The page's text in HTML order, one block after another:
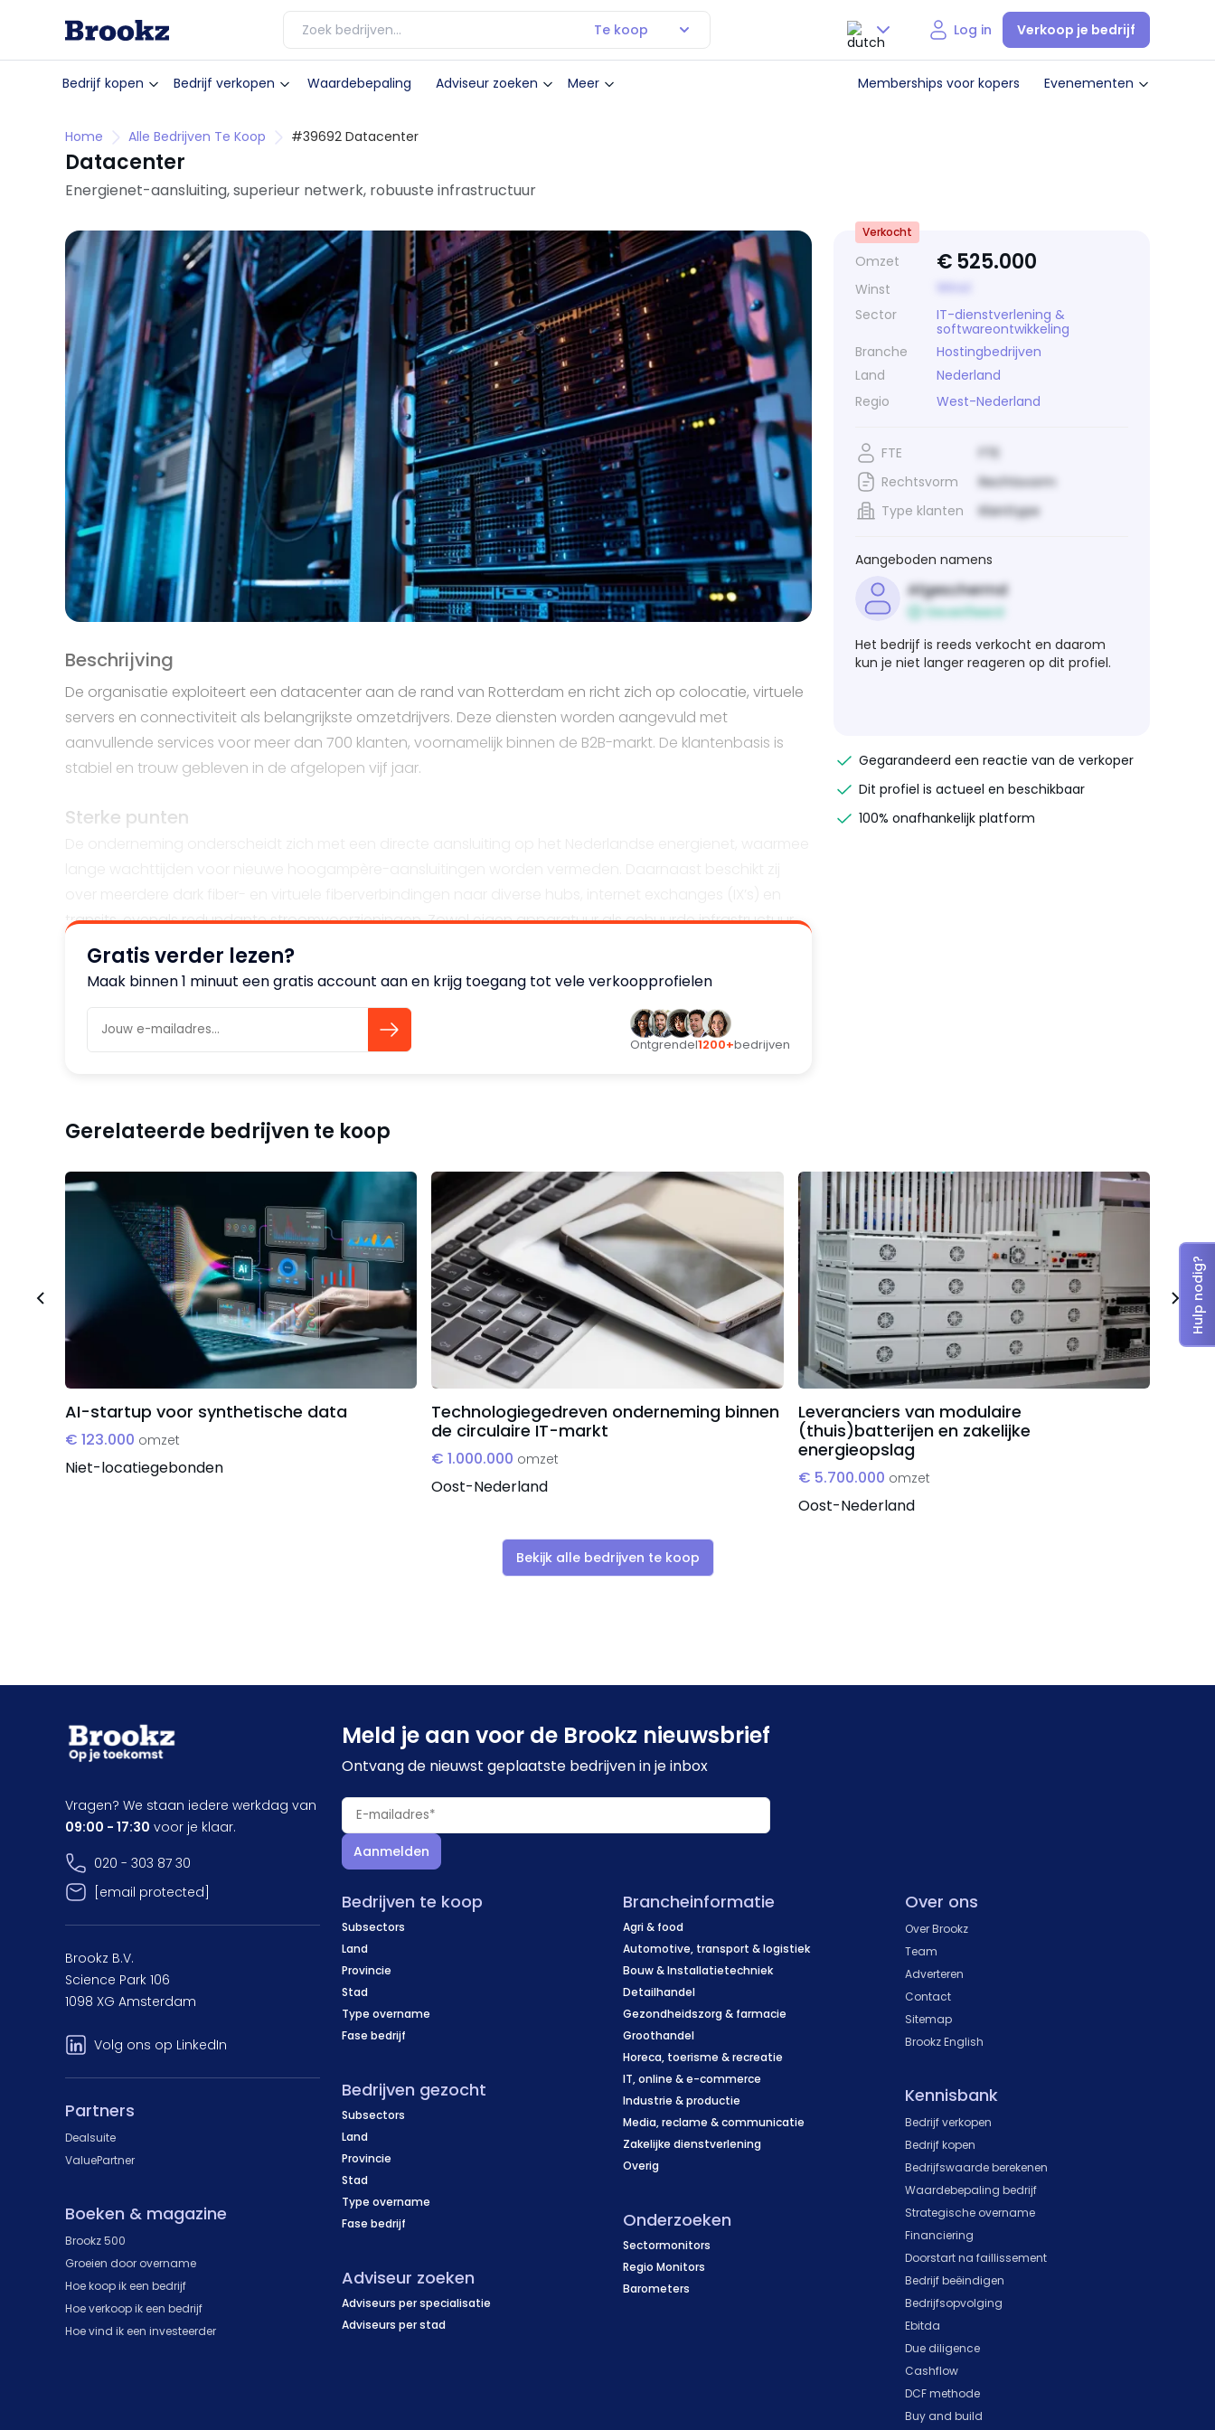
Te koop
Nederlands
Log in Verkoop je bedrijf
Bedrijf kopen Bedrijf verkopen Waardebepaling Adviseur zoeken Meer Memberships voor kopers Evenementen
Home Alle Bedrijven Te Koop #39692 Datacenter
Datacenter
Energienet-aansluiting, superieur netwerk, robuuste infrastructuur
Beschrijving
De organisatie exploiteert een datacenter aan de rand van Rotterdam en richt zich op colocatie, virtuele
servers en connectiviteit als belangrijkste omzetdrijvers. Deze diensten worden aangevuld met
aanvullende services voor meer dan 700 klanten, voornamelijk binnen de B2B-markt. De klantenbasis is
stabiel en trouw gebleven in de afgelopen vijf jaar.
Sterke punten
transits, evenals redundante stroomvoorzieningen. Zowel eigen apparatuur als gehuurde infrastructuur
op een nabijgelegen IX worden ingezet, wat zorgt voor een robuuste en flexibele opzet.
Organisatie en de huisvesting
Dit familiebedrijf opereert met een minimale personeelsbezetting. Het datacenter op één locatie bevindt
zich op een bedrijventerrein aan de rand van Rotterdam. Het bedrijf beschikt over een dark fiber-
Deze investering biedt een nieuwe eigenaar de volgende voordelen:
Marktexpansie: Strategische uitvalsbasis voor de uitbreiding van datacenters of AI-bedrijven
Buy-and-build: Efficiënt opschalen van klantenbestand en marktpositie
Concurrentievoordeel: Eigen assets en aanpasbare hardware zorgen voor maximale veiligheid en
flexibiliteit
Directe aansluiting op het Nederlandse energienet: Anders op korte termijn nauwelijks beschikbaar
Gratis verder lezen?
Maak binnen 1 minuut een gratis account aan en krijg toegang tot vele verkoopprofielen
Ontgrendel1200+bedrijven
Omzet €525.000
Winst
Sector
IT-dienstverlening &
softwareontwikkeling
Branche
Hostingbedrijven
Land
Nederland
Regio
West-Nederland
Verkocht
FTE
FTE
Rechtsvorm
Rechtsvorm
Type klanten
Klanttype
Aangeboden namens
Afgeschermd
Geverifieerd
Het bedrijf is reeds verkocht en daarom
kun je niet langer reageren op dit profiel.
Gegarandeerd een reactie van de verkoper
Dit profiel is actueel en beschikbaar
100% onafhankelijk platform
Gerelateerde bedrijven te koop
AI-startup voor synthetische data
€ 123.000 omzet
Niet-locatiegebonden
Technologiegedreven onderneming binnen
de circulaire IT-markt
€ 1.000.000 omzet
Oost-Nederland
Leveranciers van modulaire
(thuis)batterijen en zakelijke
energieopslag
€ 5.700.000 omzet
Oost-Nederland
Bekijk alle bedrijven te koop
Meld je aan voor de Brookz nieuwsbrief
Ontvang de nieuwst geplaatste bedrijven in je inbox
Aanmelden
Bedrijven te koop
Subsectors
Land
Provincie
Stad
Type overname
Fase bedrijf
Bedrijven gezocht
Subsectors
Land
Provincie
Stad
Type overname
Fase bedrijf
Adviseur zoeken
Adviseurs per specialisatie
Adviseurs per stad
Brancheinformatie
Agri & food
Automotive, transport & logistiek
Bouw & Installatietechniek
Detailhandel
Gezondheidszorg & farmacie
Groothandel
Horeca, toerisme & recreatie
IT, online & e-commerce
Industrie & productie
Media, reclame & communicatie
Zakelijke dienstverlening
Overig
Onderzoeken
Sectormonitors
Regio Monitors
Barometers
Over ons
Over Brookz
Team
Adverteren
Contact
Sitemap
Brookz English
Kennisbank
Bedrijf verkopen
Bedrijf kopen
Bedrijfswaarde berekenen
Waardebepaling bedrijf
Strategische overname
Financiering
Doorstart na faillissement
Bedrijf beëindigen
Bedrijfsopvolging
Ebitda
Due diligence
Cashflow
DCF methode
Buy and build
Vragen? We staan iedere werkdag van
09:00 - 17:30 voor je klaar.
020 - 303 87 30
[email protected]
Brookz B.V.
Science Park 106
1098 XG Amsterdam
Volg ons op LinkedIn
Partners
Dealsuite
ValuePartner
Boeken & magazine
Brookz 500
Groeien door overname
Hoe koop ik een bedrijf
Hoe verkoop ik een bedrijf
Hoe vind ik een investeerder
Hulp nodig?